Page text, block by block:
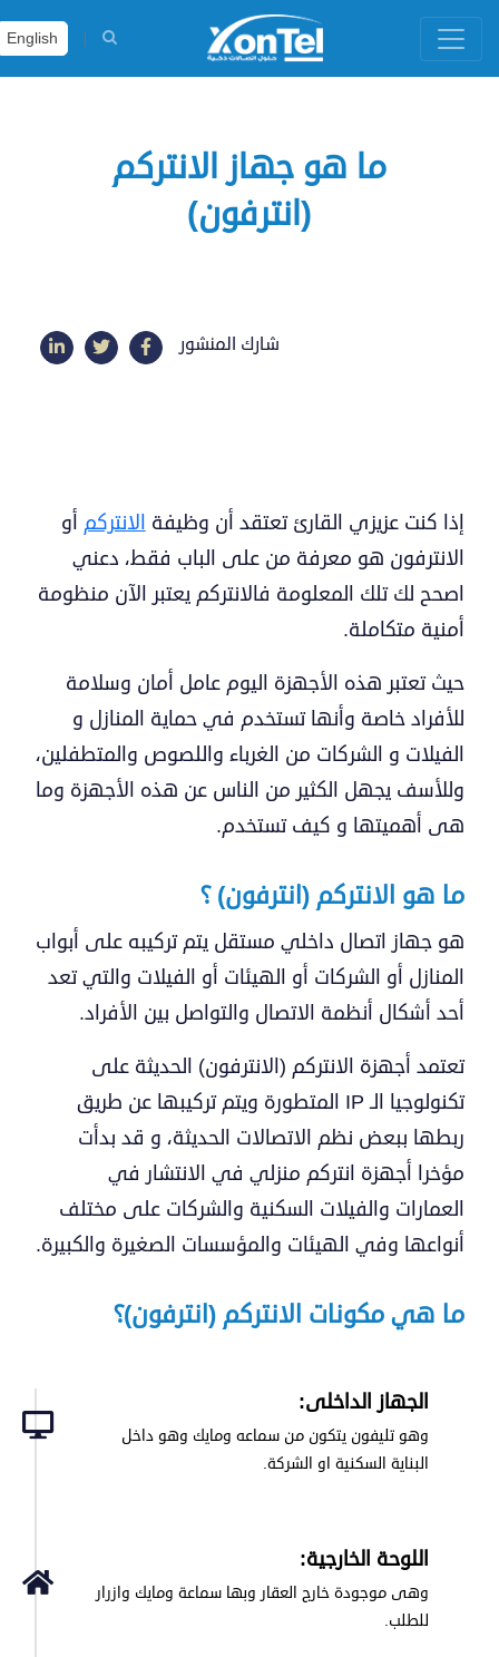
English
ما هو جهاز الانتركم
(انترفون)
شارك المنشور
إذا كنت عزيزي القارئ تعتقد أن وظيفة الانتركمأو
الانترفون هو معرفة من على الباب فقط، دعني
اصحح لك تلك المعلومة فالانتركم يعتبر الآن منظومة
أمنية متكاملة.
حيث تعتبر هذه الأجهزة اليوم عامل أمان وسلامة
للأفراد خاصة وأنها تستخدم في حماية المنازل و
الفيلات و الشركات من الغرباء واللصوص والمتطفلين،
وللأسف يجهل الكثير من الناس عن هذه الأجهزة وما
هى أهميتها و كيف تستخدم.
ما هو الانتركم (انترفون) ؟
هو جهاز اتصال داخلي مستقل يتم تركيبه على أبواب
المنازل أو الشركات أو الهيئات أو الفيلات والتي تعد
أحد أشكال أنظمة الاتصال والتواصل بين الأفراد.
تعتمد أجهزة الانتركم (الانترفون) الحديثة على
تكنولوجيا الـ IP المتطورة ويتم تركيبها عن طريق
ربطها ببعض نظم الاتصالات الحديثة، و قد بدأت
مؤخرا أجهزة انتركم منزلي في الانتشار في
العمارات والفيلات السكنية والشركات على مختلف
أنواعها وفي الهيئات والمؤسسات الصغيرة والكبيرة.
ما هي مكونات الانتركم (انترفون)؟
الجهاز الداخلى:
وهو تليفون يتكون من سماعه ومايك وهو داخل
البناية السكنية او الشركة.
اللوحة الخارجية:
وهى موجودة خارج العقار وبها سماعة ومايك وازرار
للطلب.